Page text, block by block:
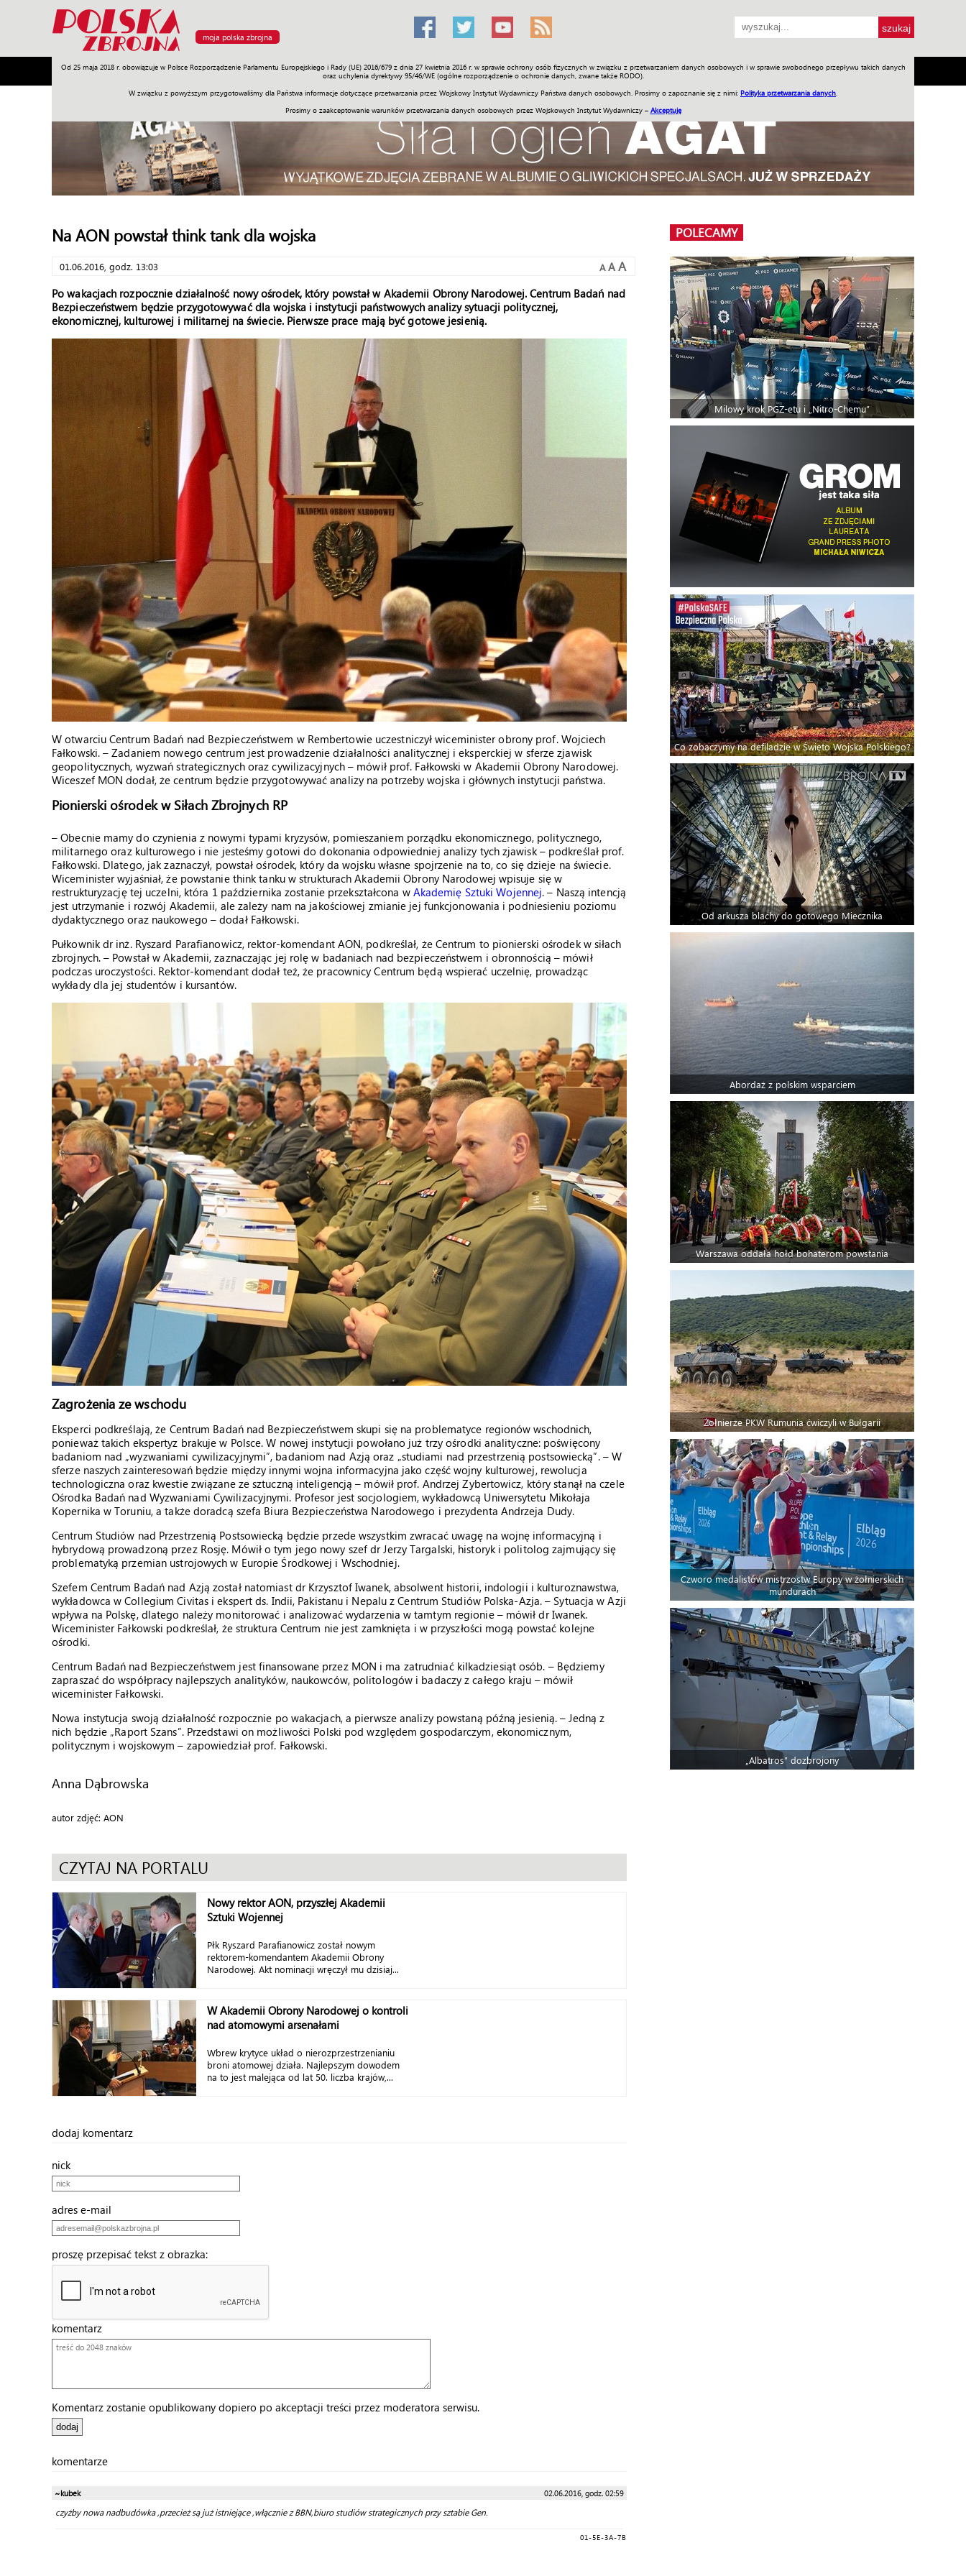
moja polska zbrojna
Od 25 maja 2018 r. obowiązuje w Polsce Rozporządzenie Parlamentu Europejskiego i Rady (UE) 2016/679 z dnia 27 kwietnia 2016 r. w sprawie ochrony osób fizycznych w związku z przetwarzaniem danych osobowych i w sprawie swobodnego przepływu takich danych
oraz uchylenia dyrektywy 95/46/WE (ogólne rozporządzenie o ochronie danych, zwane także RODO).
W związku z powyższym przygotowaliśmy dla Państwa informacje dotyczące przetwarzania przez Wojskowy Instytut Wydawniczy Państwa danych osobowych. Prosimy o zapoznanie się z nimi: Polityka przetwarzania danych
Prosimy o zaakceptowanie warunków przetwarzania danych osobowych przez Wojskowych Instytut Wydawniczy – Akceptuję
Armia Poligon Sprzęt Misje Polityka Prawo Świat Społeczność Sport Historia Galerie Wideo ENGLISH SKLEP Jednodniówki Praca w WIW
Na AON powstał think tank dla wojska
01.06.2016, godz. 13:03 A A A
Po wakacjach rozpocznie działalność nowy ośrodek, który powstał w Akademii Obrony Narodowej. Centrum Badań nad
Bezpieczeństwem będzie przygotowywać dla wojska i instytucji państwowych analizy sytuacji politycznej,
ekonomicznej, kulturowej i militarnej na świecie. Pierwsze prace mają być gotowe jesienią.
W otwarciu Centrum Badań nad Bezpieczeństwem w Rembertowie uczestniczył wiceminister obrony prof. Wojciech
Fałkowski. – Zadaniem nowego centrum jest prowadzenie działalności analitycznej i eksperckiej w sferze zjawisk
geopolitycznych, wyzwań strategicznych oraz cywilizacyjnych – mówił prof. Fałkowski w Akademii Obrony Narodowej.
Wiceszef MON dodał, że centrum będzie przygotowywać analizy na potrzeby wojska i głównych instytucji państwa.
Pionierski ośrodek w Siłach Zbrojnych RP
– Obecnie mamy do czynienia z nowymi typami kryzysów, pomieszaniem porządku ekonomicznego, politycznego,
militarnego oraz kulturowego i nie jesteśmy gotowi do dokonania odpowiedniej analizy tych zjawisk – podkreślał prof.
Fałkowski. Dlatego, jak zaznaczył, powstał ośrodek, który da wojsku własne spojrzenie na to, co się dzieje na świecie.
Wiceminister wyjaśniał, że powstanie think tanku w strukturach Akademii Obrony Narodowej wpisuje się w
restrukturyzację tej uczelni, która 1 października zostanie przekształcona w Akademię Sztuki Wojennej. – Naszą intencją
jest utrzymanie i rozwój Akademii, ale zależy nam na jakościowej zmianie jej funkcjonowania i podniesieniu poziomu
dydaktycznego oraz naukowego – dodał Fałkowski.
Pułkownik dr inż. Ryszard Parafianowicz, rektor-komendant AON, podkreślał, że Centrum to pionierski ośrodek w siłach
zbrojnych. – Powstał w Akademii, zaznaczając jej rolę w badaniach nad bezpieczeństwem i obronnością – mówił
podczas uroczystości. Rektor-komendant dodał też, że pracownicy Centrum będą wspierać uczelnię, prowadząc
wykłady dla jej studentów i kursantów.
Zagrożenia ze wschodu
Eksperci podkreślają, że Centrum Badań nad Bezpieczeństwem skupi się na problematyce regionów wschodnich,
ponieważ takich ekspertyz brakuje w Polsce. W nowej instytucji powołano już trzy ośrodki analityczne: poświęcony
badaniom nad „wyzwaniami cywilizacyjnymi”, badaniom nad Azją oraz „studiami nad przestrzenią postsowiecką”. – W
sferze naszych zainteresowań będzie między innymi wojna informacyjna jako część wojny kulturowej, rewolucja
technologiczna oraz kwestie związane ze sztuczną inteligencją – mówił prof. Andrzej Zybertowicz, który stanął na czele
Ośrodka Badań nad Wyzwaniami Cywilizacyjnymi. Profesor jest socjologiem, wykładowcą Uniwersytetu Mikołaja
Kopernika w Toruniu, a także doradcą szefa Biura Bezpieczeństwa Narodowego i prezydenta Andrzeja Dudy.
Centrum Studiów nad Przestrzenią Postsowiecką będzie przede wszystkim zwracać uwagę na wojnę informacyjną i
hybrydową prowadzoną przez Rosję. Mówił o tym jego nowy szef dr Jerzy Targalski, historyk i politolog zajmujący się
problematyką przemian ustrojowych w Europie Środkowej i Wschodniej.
Szefem Centrum Badań nad Azją został natomiast dr Krzysztof Iwanek, absolwent historii, indologii i kulturoznawstwa,
wykładowca w Collegium Civitas i ekspert ds. Indii, Pakistanu i Nepalu z Centrum Studiów Polska-Azja. – Sytuacja w Azji
wpływa na Polskę, dlatego należy monitorować i analizować wydarzenia w tamtym regionie – mówił dr Iwanek.
Wiceminister Fałkowski podkreślał, że struktura Centrum nie jest zamknięta i w przyszłości mogą powstać kolejne
ośrodki.
Centrum Badań nad Bezpieczeństwem jest finansowane przez MON i ma zatrudniać kilkadziesiąt osób. – Będziemy
zapraszać do współpracy najlepszych analityków, naukowców, politologów i badaczy z całego kraju – mówił
wiceminister Fałkowski.
Nowa instytucja swoją działalność rozpocznie po wakacjach, a pierwsze analizy powstaną późną jesienią. – Jedną z
nich będzie „Raport Szans”. Przedstawi on możliwości Polski pod względem gospodarczym, ekonomicznym,
politycznym i wojskowym – zapowiedział prof. Fałkowski.
Anna Dąbrowska
autor zdjęć: AON
CZYTAJ NA PORTALU
Nowy rektor AON, przyszłej Akademii
Sztuki Wojennej
Płk Ryszard Parafianowicz został nowym
rektorem-komendantem Akademii Obrony
Narodowej. Akt nominacji wręczył mu dzisiaj...
W Akademii Obrony Narodowej o kontroli
nad atomowymi arsenałami
Wbrew krytyce układ o nierozprzestrzenianiu
broni atomowej działa. Najlepszym dowodem
na to jest malejąca od lat 50. liczba krajów,...
dodaj komentarz
nick
adres e-mail
proszę przepisać tekst z obrazka:
komentarz
Komentarz zostanie opublikowany dopiero po akceptacji treści przez moderatora serwisu.
komentarze
~kubek 02.06.2016, godz. 02:59
czyżby nowa nadbudówka ,przecież są już istniejące ,włącznie z BBN,biuro studiów strategicznych przy sztabie Gen.
01-5E-3A-7B
POLECAMY
Milowy krok PGZ-etu i „Nitro-Chemu”
Co zobaczymy na defiladzie w Święto Wojska Polskiego?
Od arkusza blachy do gotowego Miecznika
Abordaż z polskim wsparciem
Warszawa oddała hołd bohaterom powstania
Żołnierze PKW Rumunia ćwiczyli w Bułgarii
Czworo medalistów mistrzostw Europy w żołnierskich
mundurach
„Albatros” dozbrojony